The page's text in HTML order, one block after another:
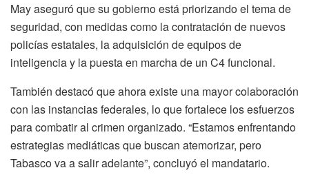
May aseguró que su gobierno está priorizando el tema de
seguridad, con medidas como la contratación de nuevos
policías estatales, la adquisición de equipos de
inteligencia y la puesta en marcha de un C4 funcional.
También destacó que ahora existe una mayor colaboración
con las instancias federales, lo que fortalece los esfuerzos
para combatir al crimen organizado. “Estamos enfrentando
estrategias mediáticas que buscan atemorizar, pero
Tabasco va a salir adelante”, concluyó el mandatario.